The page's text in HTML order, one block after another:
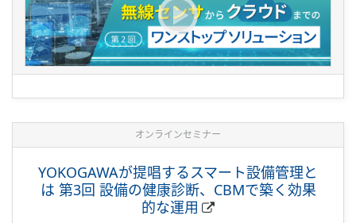
オンラインセミナー
YOKOGAWAが提唱するスマート設備管理と
は 第3回 設備の健康診断、CBMで築く効果
的な運用